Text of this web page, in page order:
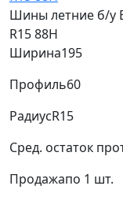
Шины летние б/у
R15 88H
Ширина195
Профиль60
РадиусR15
Сред. остаток
Продажапо 1 шт.